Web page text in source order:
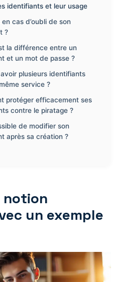
identifiants et leur usage
cas d’oubli de son
?
la différence entre un
et un mot de passe ?
plusieurs identifiants
service ?
protéger efficacement ses
contre le piratage ?
de modifier son
après sa création ?
notion
un exemple